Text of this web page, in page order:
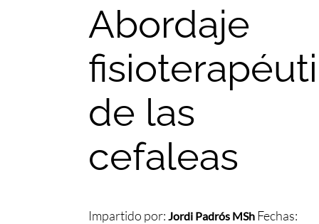
Abordaje
de las
cefaleas
Impartido por: Jordi Padrós MSh Fechas: